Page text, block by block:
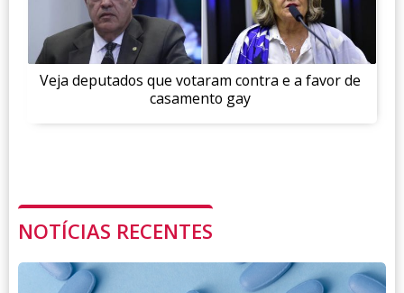
Veja deputados que votaram contra e a favor de
casamento gay
NOTÍCIAS RECENTES